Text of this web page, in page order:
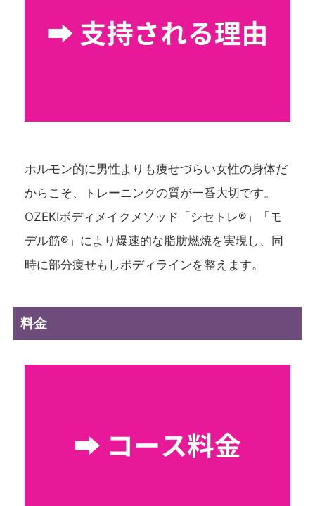
ホルモン的に男性よりも痩せづらい女性の身体だ
からこそ、トレーニングの質が一番大切です。
OZEKIボディメイクメソッド「シセトレ®」「モ
デル筋®」により爆速的な脂肪燃焼を実現し、同
時に部分痩せもしボディラインを整えます。
料金